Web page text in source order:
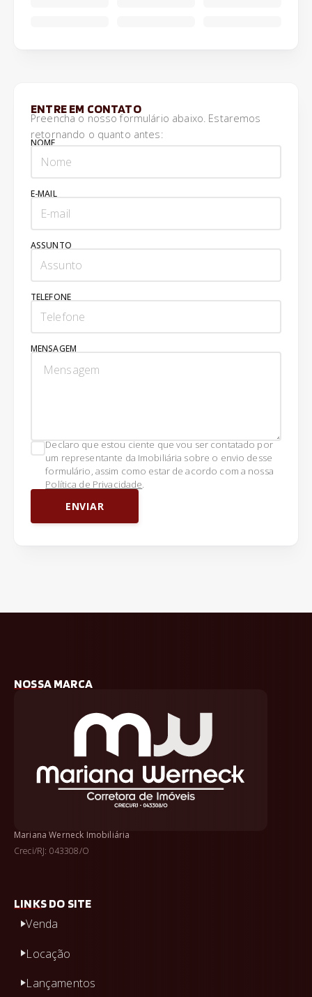
ENTRE EM CONTATO
Preencha o nosso formulário abaixo. Estaremos
retornando o quanto antes:
NOME
E-MAIL
ASSUNTO
TELEFONE
MENSAGEM
Declaro que estou ciente que vou ser contatado por
um representante da Imobiliária sobre o envio desse
formulário, assim como estar de acordo com a nossa
Política de Privacidade.
ENVIAR
NOSSA MARCA
Mariana Werneck Imobiliária
Creci/RJ: 043308/O
LINKS DO SITE
Venda
Locação
Lançamentos